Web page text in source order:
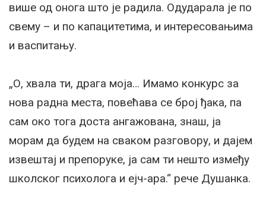
више од онога што је радила. Одударала је по
свему – и по капацитетима, и интересовањима
и васпитању.
„О, хвала ти, драга моја… Имамо конкурс за
нова радна места, повећава се број ђака, па
сам око тога доста ангажована, знаш, ја
морам да будем на сваком разговору, и дајем
извештај и препоруке, ја сам ти нешто између
школског психолога и ејч-ара.“ рече Душанка.